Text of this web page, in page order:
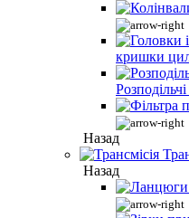
кришки
Назад
Назад